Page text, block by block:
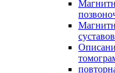
суставов